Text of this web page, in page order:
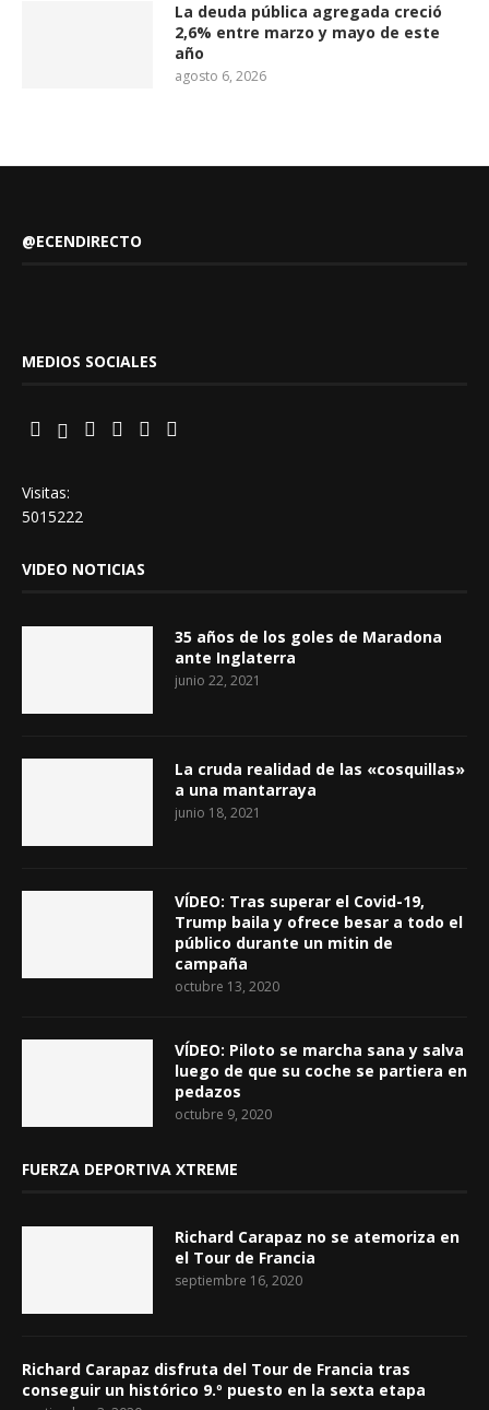
La deuda pública agregada creció
2,6% entre marzo y mayo de este
año
agosto 6, 2026
@ECENDIRECTO
MEDIOS SOCIALES
Visitas:
5015222
VIDEO NOTICIAS
35 años de los goles de Maradona
ante Inglaterra
junio 22, 2021
La cruda realidad de las «cosquillas»
a una mantarraya
junio 18, 2021
VÍDEO: Tras superar el Covid-19,
Trump baila y ofrece besar a todo el
público durante un mitin de
campaña
octubre 13, 2020
VÍDEO: Piloto se marcha sana y salva
luego de que su coche se partiera en
pedazos
octubre 9, 2020
FUERZA DEPORTIVA XTREME
Richard Carapaz no se atemoriza en
el Tour de Francia
septiembre 16, 2020
Richard Carapaz disfruta del Tour de Francia tras
conseguir un histórico 9.º puesto en la sexta etapa